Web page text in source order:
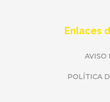
Enlaces
AVISO
POLÍTICA